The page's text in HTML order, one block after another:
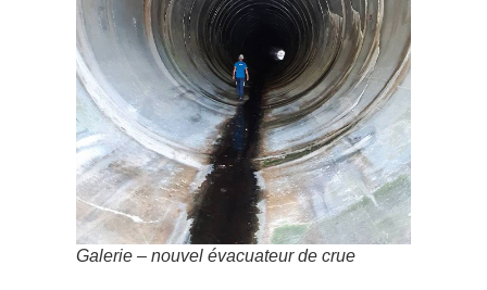
Galerie – nouvel évacuateur de crue